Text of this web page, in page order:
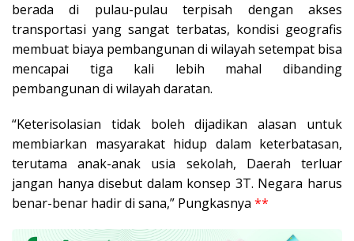
berada di pulau-pulau terpisah dengan akses
transportasi yang sangat terbatas, kondisi geografis
membuat biaya pembangunan di wilayah setempat bisa
mencapai tiga kali lebih mahal dibanding
pembangunan di wilayah daratan.
“Keterisolasian tidak boleh dijadikan alasan untuk
membiarkan masyarakat hidup dalam keterbatasan,
terutama anak-anak usia sekolah, Daerah terluar
jangan hanya disebut dalam konsep 3T. Negara harus
benar-benar hadir di sana,” Pungkasnya **